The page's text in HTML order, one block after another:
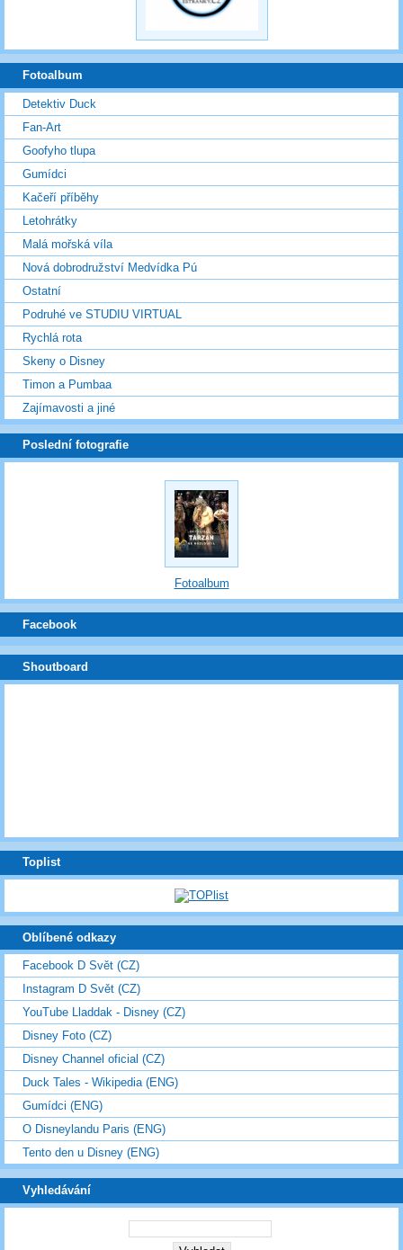
Fotoalbum
Detektiv Duck
Fan-Art
Goofyho tlupa
Gumídci
Kačeří příběhy
Letohrátky
Malá mořská víla
Nová dobrodružství Medvídka Pú
Ostatní
Podruhé ve STUDIU VIRTUAL
Rychlá rota
Skeny o Disney
Timon a Pumbaa
Zajímavosti a jiné
Poslední fotografie
Fotoalbum
Facebook
Shoutboard
Toplist
Oblíbené odkazy
Facebook D Svět (CZ)
Instagram D Svět (CZ)
YouTube Lladdak - Disney (CZ)
Disney Foto (CZ)
Disney Channel oficial (CZ)
Duck Tales - Wikipedia (ENG)
Gumídci (ENG)
O Disneylandu Paris (ENG)
Tento den u Disney (ENG)
Vyhledávání